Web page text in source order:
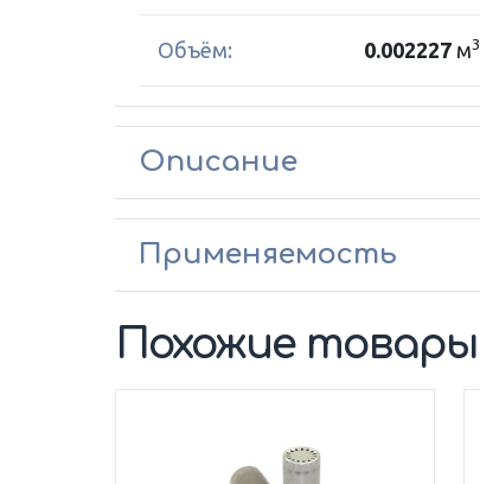
Объём: 0.002227 м3
Описание
Применяемость
Похожие товары